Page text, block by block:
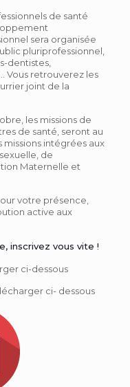
de santé
sera organisée
pluriprofessionnel,
dentistes,
Vous retrouverez les
joint de la
les missions de
de santé, seront au
intégrées aux
de
Maternelle et
votre présence,
active aux
inscrivez vous vite !
ci-dessous
ci- dessous